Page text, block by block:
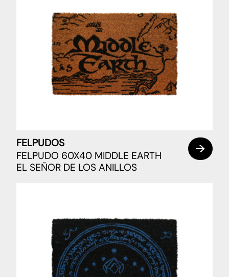
FELPUDOS
FELPUDO 60X40 MIDDLE EARTH
EL SEÑOR DE LOS ANILLOS